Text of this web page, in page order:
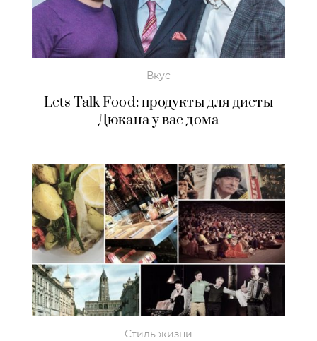
Вкус
Lets Talk Food: продукты для диеты
Дюкана у вас дома
Стиль жизни